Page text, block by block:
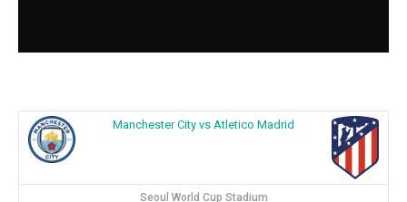
Manchester City vs Atletico Madrid
Seoul World Cup Stadium